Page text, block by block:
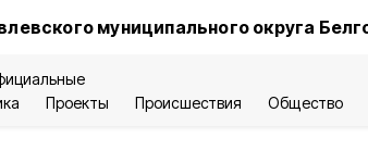
муниципального округа
Проекты Происшествия Общество